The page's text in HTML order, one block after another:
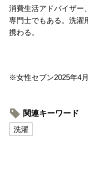
消費生活アドバイザー
専門士でもある。洗濯
携わる。
※女性セブン2025年4
関連キーワード
洗濯